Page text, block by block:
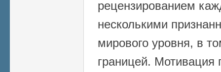
рецензированием
несколькими
мирового уровня, в
границей.